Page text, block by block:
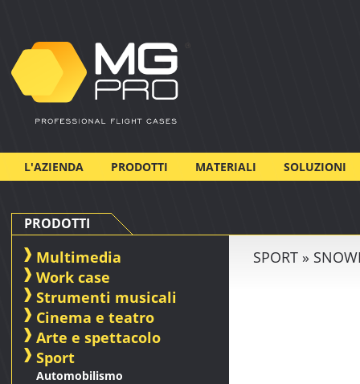
L'AZIENDA PRODOTTI MATERIALI SOLUZIONI
PRODOTTI
Multimedia
Work case
Strumenti musicali
Cinema e teatro
Arte e spettacolo
Sport
Automobilismo
SPORT »